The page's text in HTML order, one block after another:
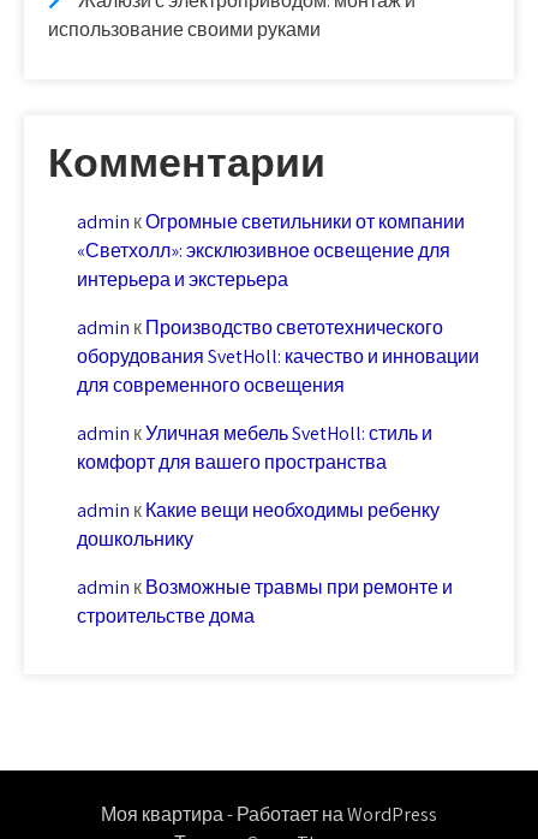
использование своими руками
Комментарии
admin кОгромные светильники от компании
«Светхолл»: эксклюзивное освещение для
интерьера и экстерьера
admin кПроизводство светотехнического
оборудования SvetHoll: качество и инновации
для современного освещения
admin кУличная мебель SvetHoll: стиль и
комфорт для вашего пространства
admin кКакие вещи необходимы ребенку
дошкольнику
admin кВозможные травмы при ремонте и
строительстве дома
Моя квартира - Работает на WordPress